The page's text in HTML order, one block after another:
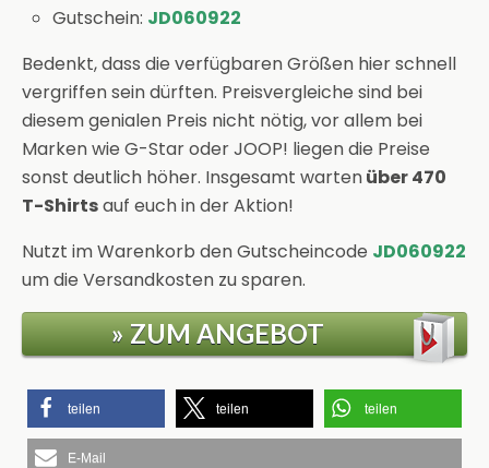
Gutschein: JD060922
Bedenkt, dass die verfügbaren Größen hier schnell
vergriffen sein dürften. Preisvergleiche sind bei
diesem genialen Preis nicht nötig, vor allem bei
Marken wie G-Star oder JOOP! liegen die Preise
sonst deutlich höher. Insgesamt wartenüber 470
T-Shirtsauf euch in der Aktion!
Nutzt im Warenkorb den Gutscheincode JD060922
um die Versandkosten zu sparen.
» ZUM ANGEBOT
teilen teilen teilen
E-Mail